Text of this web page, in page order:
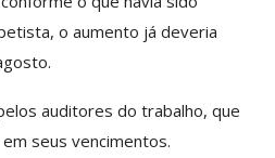
o aumento já deveria
auditores do trabalho, que
seus vencimentos.